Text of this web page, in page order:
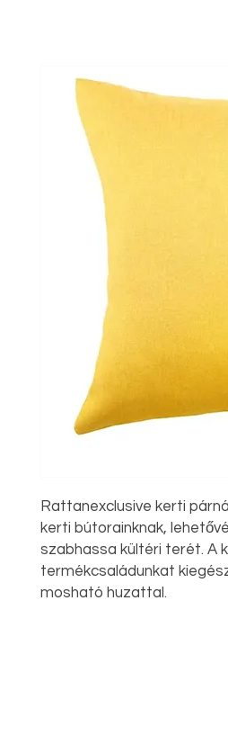
Rattanexclusive kerti
kerti bútorainknak,
szabhassa kültéri terét. A
termékcsaládunkat
mosható huzattal.